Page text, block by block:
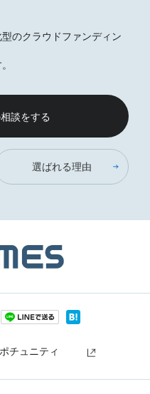
のクラウドファンディン
談をする
選ばれる理由
チュニティ